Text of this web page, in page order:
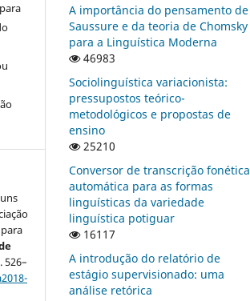
526–
A importância do pensamento de
Saussure e da teoria de Chomsky
para a Linguística Moderna
46983
Sociolinguística variacionista:
pressupostos teórico-
metodológicos e propostas de
ensino
25210
Conversor de transcrição fonética
automática para as formas
linguísticas da variedade
linguística potiguar
16117
A introdução do relatório de
estágio supervisionado: uma
análise retórica